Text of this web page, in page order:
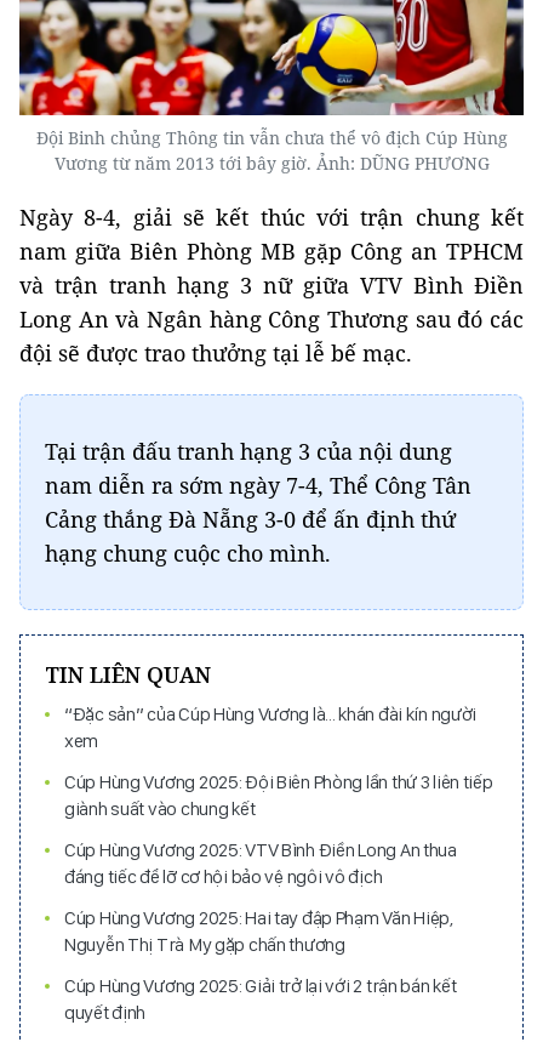
Đội Binh chủng Thông tin vẫn chưa thể vô địch Cúp Hùng
Vương từ năm 2013 tới bây giờ. Ảnh: DŨNG PHƯƠNG
Ngày 8-4, giải sẽ kết thúc với trận chung kết
nam giữa Biên Phòng MB gặp Công an TPHCM
và trận tranh hạng 3 nữ giữa VTV Bình Điền
Long An và Ngân hàng Công Thương sau đó các
đội sẽ được trao thưởng tại lễ bế mạc.
Tại trận đấu tranh hạng 3 của nội dung
nam diễn ra sớm ngày 7-4, Thể Công Tân
Cảng thắng Đà Nẵng 3-0 để ấn định thứ
hạng chung cuộc cho mình.
TIN LIÊN QUAN
“Đặc sản” của Cúp Hùng Vương là... khán đài kín người
xem
Cúp Hùng Vương 2025: Đội Biên Phòng lần thứ 3 liên tiếp
giành suất vào chung kết
Cúp Hùng Vương 2025: VTV Bình Điền Long An thua
đáng tiếc để lỡ cơ hội bảo vệ ngôi vô địch
Cúp Hùng Vương 2025: Hai tay đập Phạm Văn Hiệp,
Nguyễn Thị Trà My gặp chấn thương
Cúp Hùng Vương 2025: Giải trở lại với 2 trận bán kết
quyết định